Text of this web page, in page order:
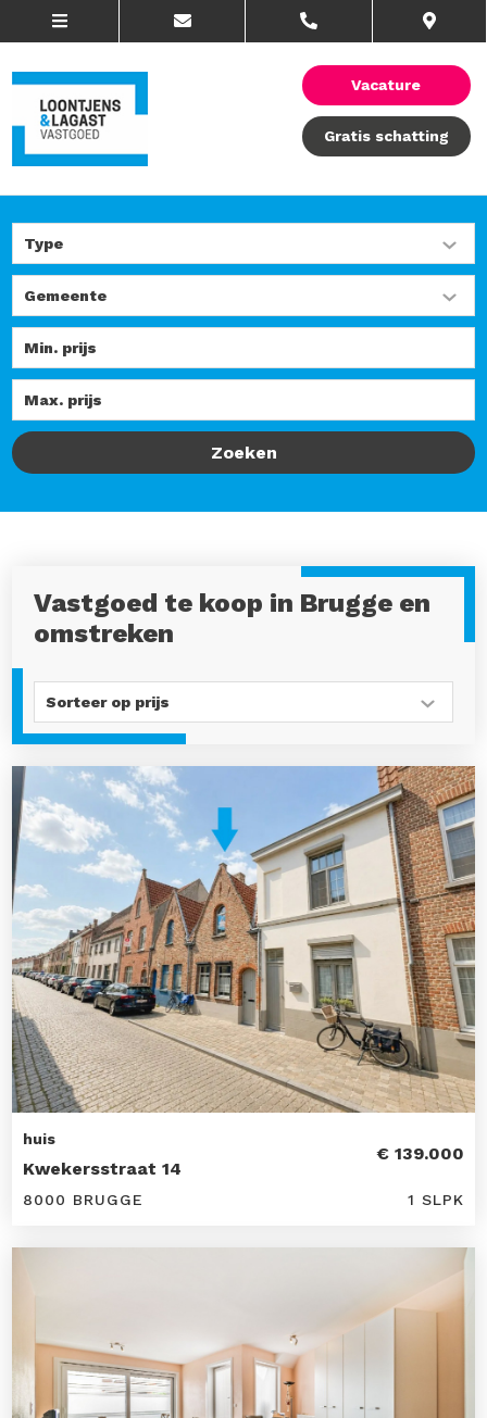
Vacature
Gratis schatting
Zoeken
Vastgoed te koop in Brugge en
omstreken
huis
Kwekersstraat 14
€ 139.000
8000 BRUGGE 1 SLPK